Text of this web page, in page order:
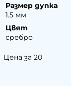
Размер дупка
1.5 мм
Цвят
сребро
Цена за 20